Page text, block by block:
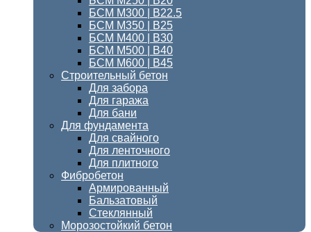
БСМ М300 | В22.5
БСМ M350 | B25
БСМ М400 | B30
БСМ М500 | В40
БСМ М600 | В45
Строительный бетон
Для забора
Для гаража
Для бани
Для фундамента
Для свайного
Для ленточного
Для плитного
Фибробетон
Армированный
Бальзатовый
Стеклянный
Морозостойкий бетон